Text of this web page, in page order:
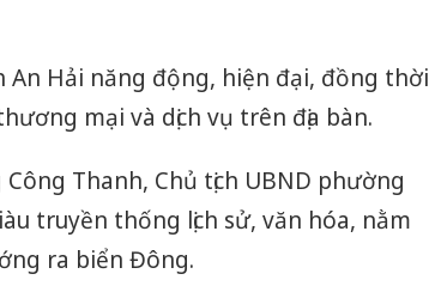
An Hải năng động, hiện đại, đồng thời
mại và dịch vụ trên địa bàn.
Thanh, Chủ tịch UBND phường
truyền thống lịch sử, văn hóa, nằm
ra biển Đông.